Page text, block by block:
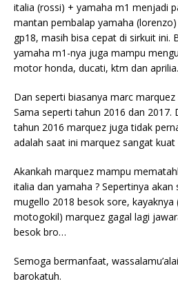
italia (rossi) + yamaha m1 menjadi
mantan pembalap yamaha
gp18, masih bisa cepat di sirkuit ini.
yamaha m1-nya juga mampu
motor honda, ducati, ktm dan aprilia.
Dan seperti biasanya marc
Sama seperti tahun 2016 dan 2017.
tahun 2016 marquez juga tidak
adalah saat ini marquez sangat
Akankah marquez mampu
italia dan yamaha ? Sepertinya akan
mugello 2018 besok sore, kayaknya
motogokil) marquez gagal lagi
besok bro…
Semoga bermanfaat,
barokatuh.